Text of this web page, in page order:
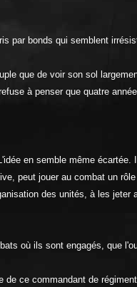
par bonds qui semblent
que de voir son sol
à penser que quatre
en semble même écartée.
peut jouer au combat un
des unités, à les jeter
où ils sont engagés, que
ce commandant de